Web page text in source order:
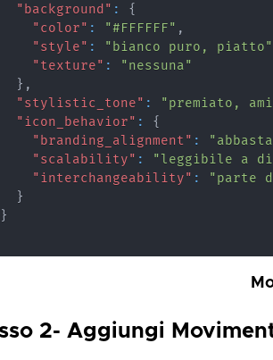
"background" :
{
"color" : "#FFFFFF" ,
"style" : "bianco puro, piatto"
"texture" :
"nessuna"
} ,
"stylistic_tone" :
"premiato,
"icon_behavior" :
{
"branding_alignment" :
"scalability" : "leggibile a
"interchangeability" :
"parte
}
}
2- Aggiungi